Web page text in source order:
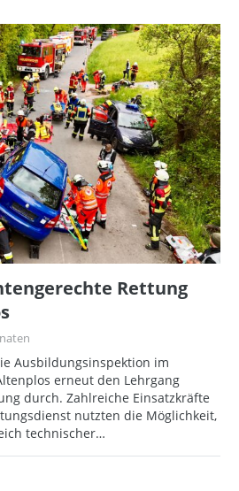
Rettung
Ausbildungsinspektion im
erneut den Lehrgang
durch. Zahlreiche Einsatzkräfte
nutzten die Möglichkeit,
technischer…